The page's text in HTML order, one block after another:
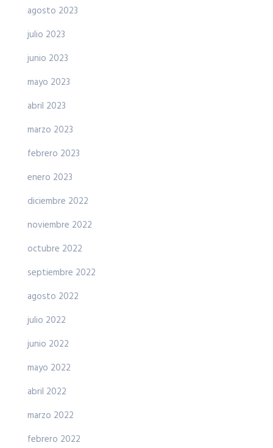
agosto 2023
julio 2023
junio 2023
mayo 2023
abril 2023
marzo 2023
febrero 2023
enero 2023
diciembre 2022
noviembre 2022
octubre 2022
septiembre 2022
agosto 2022
julio 2022
junio 2022
mayo 2022
abril 2022
marzo 2022
febrero 2022